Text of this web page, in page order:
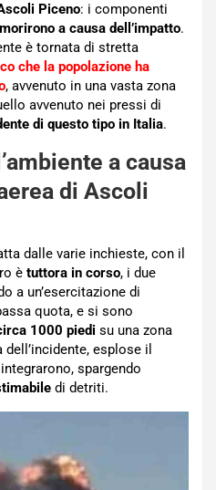
Piceno: i componenti
morirono a causa dell’impatto.
è tornata di stretta
che la popolazione ha
, avvenuto in una vasta zona
avvenuto nei pressi di
di questo tipo in Italia.
a causa
di Ascoli
dalle varie inchieste, con il
è tuttora in corso, i due
a un’esercitazione di
quota, e si sono
1000 piedi su una zona
esplose il
spargendo
di detriti.